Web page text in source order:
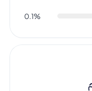
0.1%